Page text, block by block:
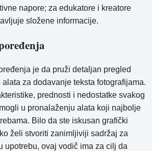
napore; za edukatore i kreatore
složene informacije.
je da pruži detaljan pregled
za dodavanje teksta fotografijama.
prednosti i nedostatke svakog
u pronalaženju alata koji najbolje
Bilo da ste iskusan grafički
želi stvoriti zanimljiviji sadržaj za
upotrebu, ovaj vodič ima za cilj da